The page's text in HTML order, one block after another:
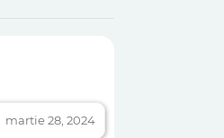
martie 28, 2024